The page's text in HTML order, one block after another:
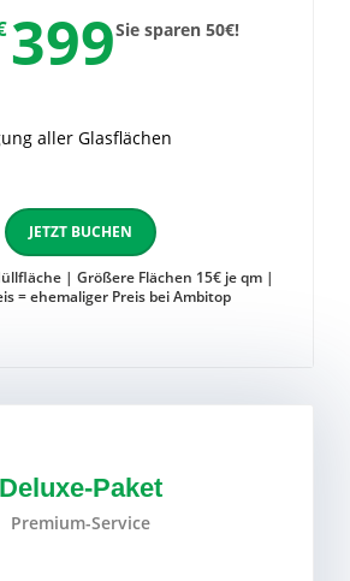
399Sie sparen 50€!
aller Glasflächen
JETZT BUCHEN
| Größere Flächen 15€ je qm |
= ehemaliger Preis bei Ambitop
Deluxe-Paket
Premium-Service